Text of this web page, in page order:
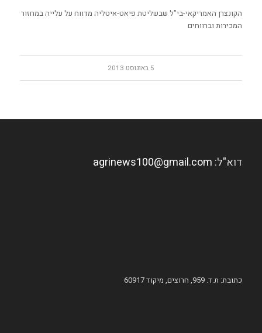
הקונצרן האמריקאי-בי"ל שבשליטת פיאט-איטליה מדווח על עלייה במחזור
המכירות וברווחים
5 באוגוסט 2013
דוא"ל: agrinews100@gmail.com
כתובת: ת.ד. 959, חרוצים, מיקוד 60917